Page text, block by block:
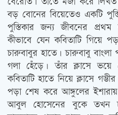
বড় বোনের বিয়েতেও একটি
পুস্তিকার জন্য জীবনের প্রথম
কীভাবে যেন কবিতাটি গিয়ে
চারুবাবুর হাতে। চারুবাবু
গলা হেঁড়ে। তাঁর ক্লাসে
কবিতাটি হাতে নিয়ে ক্লাসে
পড়া শেষ করে আঙ্গুলের
আবুল হোসেনের বুকে তখন